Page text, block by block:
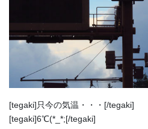
[tegaki]只今の気温・・・[/tegaki]
[tegaki]6℃(*_*;[/tegaki]